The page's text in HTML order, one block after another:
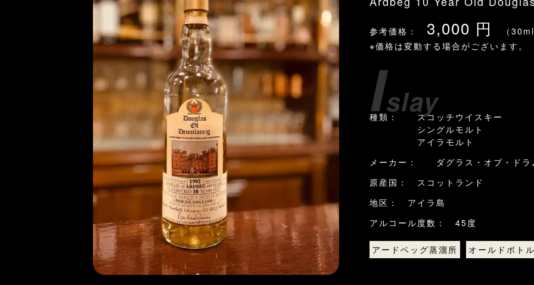
参考価格： 3,000 円
（30ml
※価格は変動する場合がございます。
Islay
種類： スコッチウイスキー
シングルモルト
アイラモルト
メーカー： ダグラス・オブ・ドラ
原産国： スコットランド
地区： アイラ島
アルコール度数： 45度
アードベッグ蒸溜所 オールドボトル